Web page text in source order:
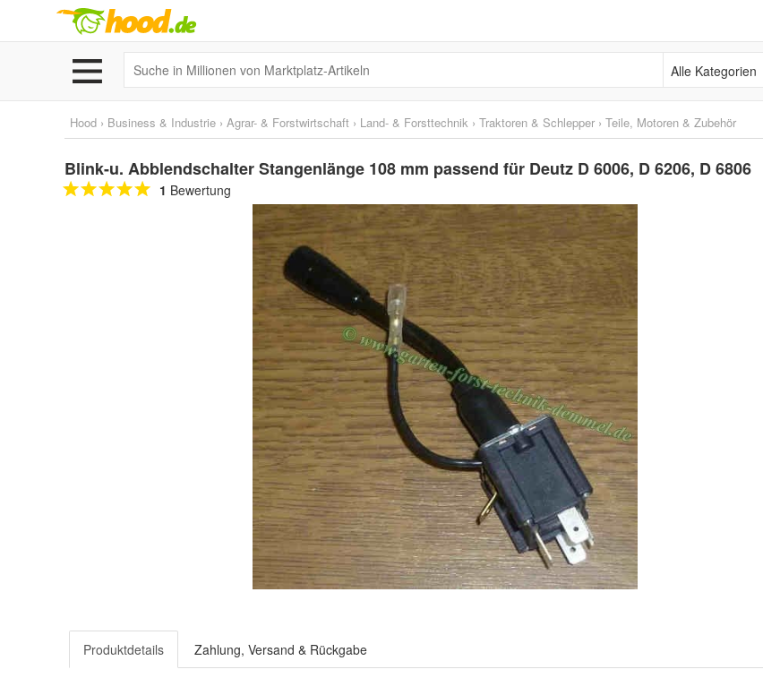
Alle Kategorien
Hood › Business & Industrie › Agrar- & Forstwirtschaft › Land- & Forsttechnik › Traktoren & Schlepper › Teile, Motoren & Zubehör
Blink-u. Abblendschalter Stangenlänge 108 mm passend für Deutz D 6006, D 6206, D 6806
1 Bewertung
Produktdetails Zahlung, Versand & Rückgabe